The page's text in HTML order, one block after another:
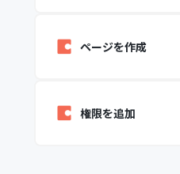
ページを作成
権限を追加